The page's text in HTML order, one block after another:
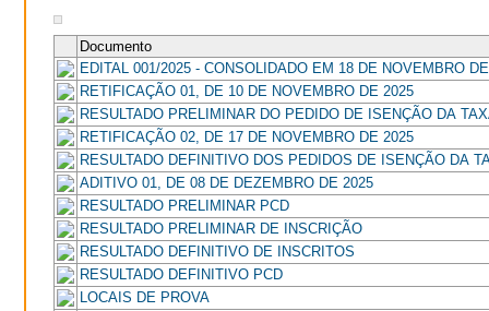
Documento
EDITAL 001/2025 - CONSOLIDADO EM 18 DE NOVEMBRO
RETIFICAÇÃO 01, DE 10 DE NOVEMBRO DE 2025
RESULTADO PRELIMINAR DO PEDIDO DE ISENÇÃO DA
RETIFICAÇÃO 02, DE 17 DE NOVEMBRO DE 2025
RESULTADO DEFINITIVO DOS PEDIDOS DE ISENÇÃO DA
ADITIVO 01, DE 08 DE DEZEMBRO DE 2025
RESULTADO PRELIMINAR PCD
RESULTADO PRELIMINAR DE INSCRIÇÃO
RESULTADO DEFINITIVO DE INSCRITOS
RESULTADO DEFINITIVO PCD
LOCAIS DE PROVA